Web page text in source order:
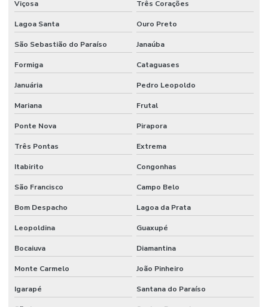
Pintura De Faixas De Demarcação Para Empresas Em Mg
Pintura De Faixas De Sinalização
Pintura De Faixas Em Minas Gerais
Pintura De Faixas Em São Paulo
Pintura De Piso Epoxi
Pintura De Piso Industrial
Pintura De Poliuretano Em São Paulo
Pintura De Vagas Com Tinta Epóxi
Pintura Em Epóxi
Pintura Em Epoxi Para Piso
Pintura Epóxi
Viçosa Três Corações
Lagoa Santa Ouro Preto
São Sebastião do Paraíso Janaúba
Formiga Cataguases
Januária Pedro Leopoldo
Mariana Frutal
Ponte Nova Pirapora
Três Pontas Extrema
Itabirito Congonhas
São Francisco Campo Belo
Bom Despacho Lagoa da Prata
Leopoldina Guaxupé
Bocaiuva Diamantina
Monte Carmelo João Pinheiro
Igarapé Santana do Paraíso